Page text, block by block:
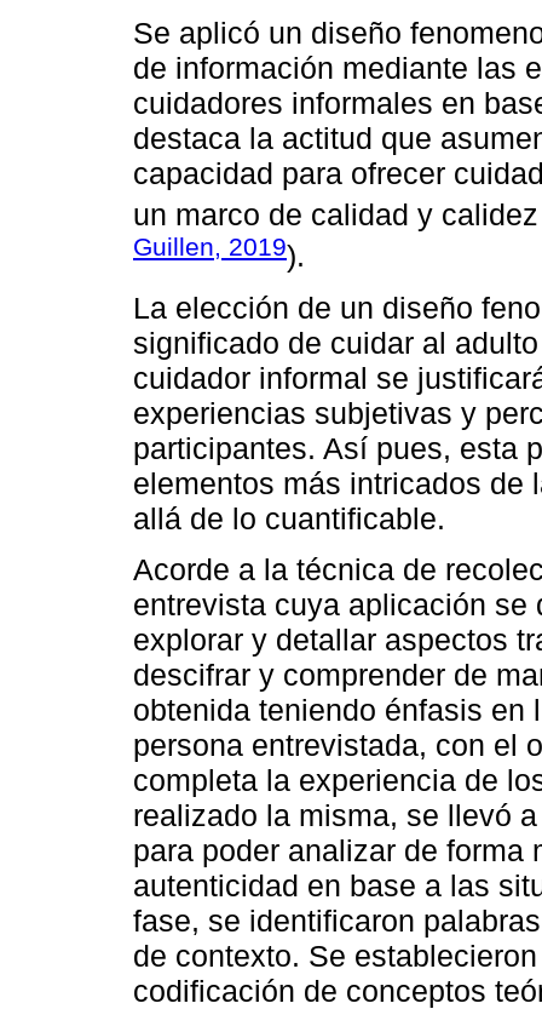
Se aplicó un diseño
de información mediante las
cuidadores informales en
destaca la actitud que
capacidad para ofrecer
un marco de calidad y
Guillen, 2019).
La elección de un diseño
significado de cuidar al
cuidador informal se
experiencias subjetivas y
participantes. Así pues, esta
elementos más intricados de
allá de lo cuantificable.
Acorde a la técnica de
entrevista cuya aplicación
explorar y detallar aspectos
descifrar y comprender de
obtenida teniendo énfasis en
persona entrevistada, con el
completa la experiencia de
realizado la misma, se llevó
para poder analizar de forma
autenticidad en base a las
fase, se identificaron
de contexto. Se
codificación de conceptos